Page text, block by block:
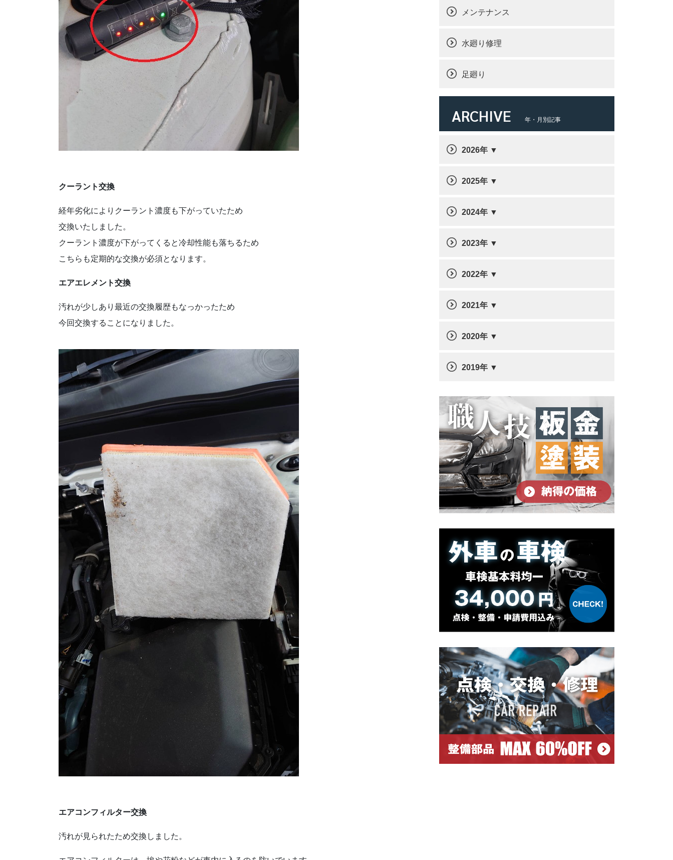
クーラント交換
経年劣化によりクーラント濃度も下がっていたため
交換いたしました。
クーラント濃度が下がってくると冷却性能も落ちるため
こちらも定期的な交換が必須となります。
エアエレメント交換
汚れが少しあり最近の交換履歴もなっかったため
今回交換することになりました。
エアコンフィルター交換
汚れが見られたため交換しました。
メンテナンス
水廻り修理
足廻り
ARCHIVE 年・月別記事
2026年
2025年
2024年
2023年
2022年
2021年
2020年
2019年